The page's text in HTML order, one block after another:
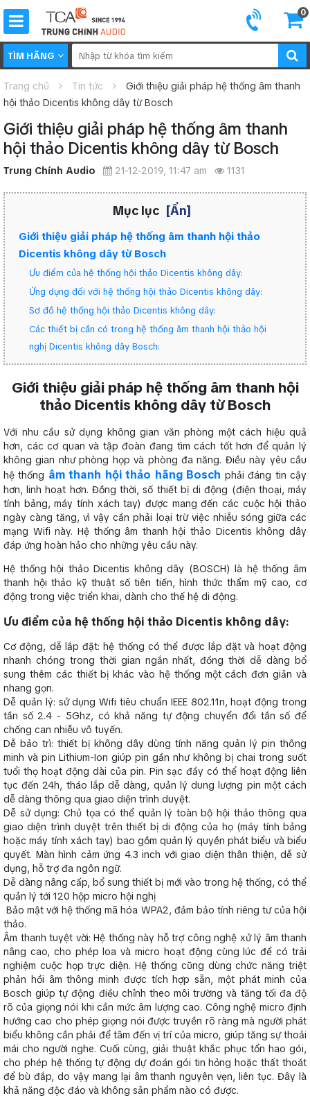
0
TÌM HÃNG
Trang chủ Tin tức
Giới thiệu giải pháp hệ thống âm thanh
hội thảo Dicentis không dây từ Bosch
Giới thiệu giải pháp hệ thống âm thanh
hội thảo Dicentis không dây từ Bosch
Trung Chính Audio 21-12-2019, 11:47 am 1131
Mục lục [Ẩn]
Giới thiệu giải pháp hệ thống âm thanh hội thảo
Dicentis không dây từ Bosch
Ưu điểm của hệ thống hội thảo Dicentis không dây:
Ứng dụng đối với hệ thống hội thảo Dicentis không dây:
Sơ đồ hệ thống hội thảo Dicentis không dây:
Các thiết bị cần có trong hệ thống âm thanh hội thảo hội
nghị Dicentis không dây Bosch:
Giới thiệu giải pháp hệ thống âm thanh hội
thảo Dicentis không dây từ Bosch
Với nhu cầu sử dụng không gian văn phòng một cách hiệu quả
hơn, các cơ quan và tập đoàn đang tìm cách tốt hơn để quản lý
không gian như phòng họp và phòng đa năng. Điều này yêu cầu
hệ thống âm thanh hội thảo hãng Bosch phải đáng tin cậy
hơn, linh hoạt hơn. Đồng thời, số thiết bị di động (điện thoại, máy
tính bảng, máy tính xách tay) được mang đến các cuộc hội thảo
ngày càng tăng, vì vậy cần phải loại trừ việc nhiễu sóng giữa các
mạng Wifi này. Hệ thống âm thanh hội thảo Dicentis không dây
đáp ứng hoàn hảo cho những yêu cầu này.
Hệ thống hội thảo Dicentis không dây (BOSCH) là hệ thống âm
thanh hội thảo kỹ thuật số tiên tiến, hình thức thẩm mỹ cao, cơ
động trong việc triển khai, dành cho thế hệ di động.
Ưu điểm của hệ thống hội thảo Dicentis không dây:
Cơ động, dễ lắp đặt: hệ thống có thể được lắp đặt và hoạt động
nhanh chóng trong thời gian ngắn nhất, đồng thời dễ dàng bổ
sung thêm các thiết bị khác vào hệ thống một cách đơn giản và
nhang gọn.
Dễ quản lý: sử dụng Wifi tiêu chuẩn IEEE 802.11n, hoạt động trong
tần số 2.4 - 5Ghz, có khả năng tự động chuyển đổi tần số để
chống can nhiễu vô tuyến.
Dễ bảo trì: thiết bị không dây dùng tính năng quản lý pin thông
minh và pin Lithium-Ion giúp pin gần như không bị chai trong suốt
tuổi thọ hoạt động dài của pin. Pin sạc đầy có thể hoạt động liên
tục đến 24h, tháo lắp dễ dàng, quản lý dung lượng pin một cách
dễ dàng thông qua giao diện trình duyệt.
Dễ sử dụng: Chủ tọa có thể quản lý toàn bộ hội thảo thông qua
giao diện trình duyệt trên thiết bị di động của họ (máy tính bảng
hoặc máy tính xách tay) bao gồm quản lý quyền phát biểu và biểu
quyết. Màn hình cảm ứng 4.3 inch với giao diện thân thiện, dễ sử
dụng, hỗ trợ đa ngôn ngữ.
Dễ dàng nâng cấp, bổ sung thiết bị mới vào trong hệ thống, có thể
quản lý tới 120 hộp micro hội nghị
Bảo mật với hệ thống mã hóa WPA2, đảm bảo tính riêng tư của hội
thảo.
Âm thanh tuyệt vời: Hệ thống này hỗ trợ công nghệ xử lý âm thanh
nâng cao, cho phép loa và micro hoạt động cùng lúc để có trải
nghiệm cuộc họp trực diện. Hệ thống cũng dùng chức năng triệt
phản hồi âm thông minh được tích hợp sẵn, một phát minh của
Bosch giúp tự động điều chỉnh theo môi trường và tăng tối đa độ
rõ của giọng nói khi cần mức âm lượng cao. Công nghệ micro định
hướng cao cho phép giọng nói được truyền rõ ràng mà người phát
biểu không cần phải để tâm đến vị trí của micro, giúp tăng sự thoải
mái cho người nghe. Cuối cùng, giải thuật khắc phục tổn hao gói,
cho phép hệ thống tự động dự đoán gói tin hỏng hoặc thất thoát
để bù đắp, do vậy mang lại âm thanh nguyên vẹn, liên tục. Đây là
khả năng độc đáo và không sản phẩm nào có được.